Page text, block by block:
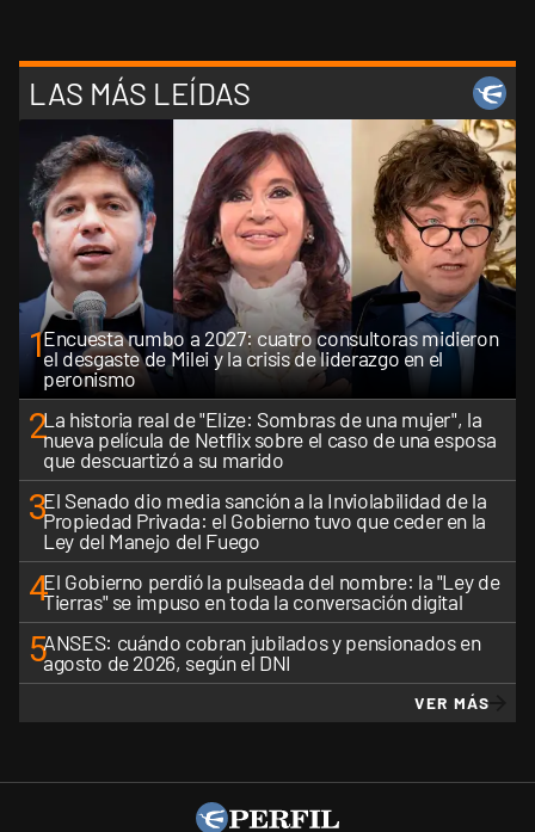
LAS MÁS LEÍDAS
1Encuesta rumbo a 2027: cuatro consultoras midieron
el desgaste de Milei y la crisis de liderazgo en el
peronismo
2La historia real de "Elize: Sombras de una mujer", la
nueva película de Netflix sobre el caso de una esposa
que descuartizó a su marido
3El Senado dio media sanción a la Inviolabilidad de la
Propiedad Privada: el Gobierno tuvo que ceder en la
Ley del Manejo del Fuego
4El Gobierno perdió la pulseada del nombre: la "Ley de
Tierras" se impuso en toda la conversación digital
5ANSES: cuándo cobran jubilados y pensionados en
agosto de 2026, según el DNI
VER MÁS